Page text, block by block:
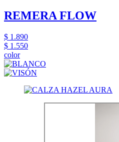
REMERA FLOW
$ 1.890
$ 1.550
color